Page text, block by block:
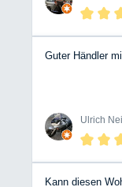
Guter Händler
Ulrich
Kann diesen